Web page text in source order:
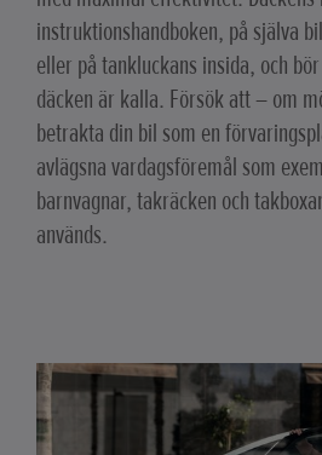
instruktionshandboken, på själva
eller på tankluckans insida, och
däcken är kalla. Försök att – om
betrakta din bil som en
avlägsna vardagsföremål som
barnvagnar, takräcken och
används.